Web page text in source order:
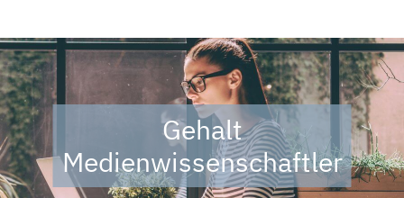
Gehalt
Medienwissenschaftler